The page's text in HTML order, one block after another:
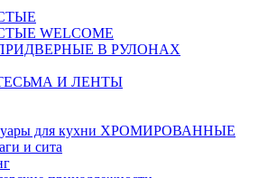
WELCOME
В РУЛОНАХ
И ЛЕНТЫ
для кухни ХРОМИРОВАННЫЕ
и сита